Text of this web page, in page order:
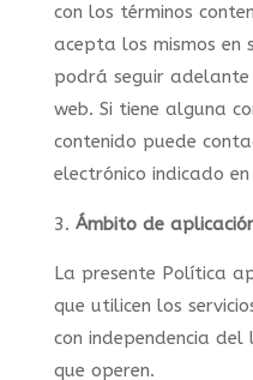
con los términos
acepta los mismos en
podrá seguir
web. Si tiene alguna
contenido puede
electrónico indicado
Ámbito de
La presente Política
que utilicen los
con independencia
que operen.